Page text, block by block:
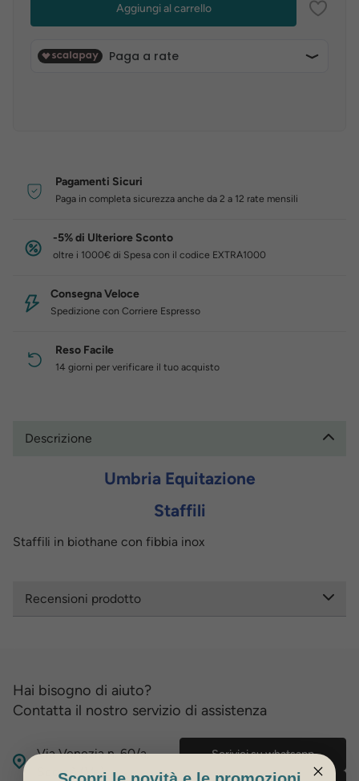
Aggiungi al carrello
Pagamenti Sicuri
Paga in completa sicurezza anche da 2 a 12 rate mensili
-5% di Ulteriore Sconto
oltre i 1000€ di Spesa con il codice EXTRA1000
Consegna Veloce
Spedizione con Corriere Espresso
Reso Facile
14 giorni per verificare il tuo acquisto
Descrizione
Umbria Equitazione
Staffili
Staffili in biothane con fibbia inox
Recensioni prodotto
Hai bisogno di aiuto?
Contatta il nostro servizio di assistenza
Via Venezia n. 60/a,
Scorzè (Ve)
Scrivici su whatsapp